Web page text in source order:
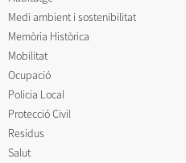
Medi ambient i sostenibilitat
Memòria Històrica
Mobilitat
Ocupació
Policia Local
Protecció Civil
Residus
Salut